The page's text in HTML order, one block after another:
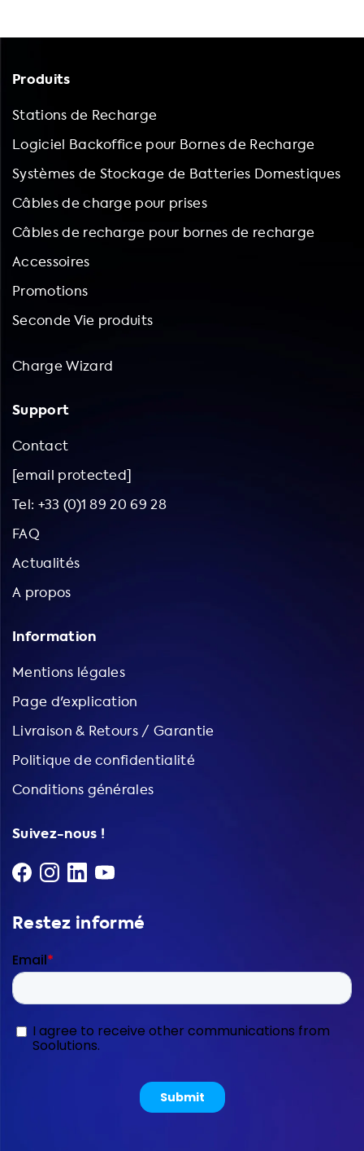
Produits
Stations de Recharge
Logiciel Backoffice pour Bornes de Recharge
Systèmes de Stockage de Batteries Domestiques
Câbles de charge pour prises
Câbles de recharge pour bornes de recharge
Accessoires
Promotions
Seconde Vie produits
Charge Wizard
Support
Contact
[email protected]
Tel: +33 (0)1 89 20 69 28
FAQ
Actualités
A propos
Information
Mentions légales
Page d'explication
Livraison & Retours / Garantie
Politique de confidentialité
Conditions générales
Suivez-nous !
Restez informé